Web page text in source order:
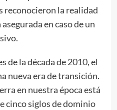
reconocieron la realidad
en caso de un
de la década de 2010, el
nueva era de transición.
en nuestra época está
cinco siglos de dominio